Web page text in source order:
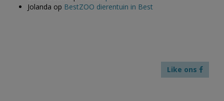
Jolanda op BestZOO dierentuin in Best
Like ons